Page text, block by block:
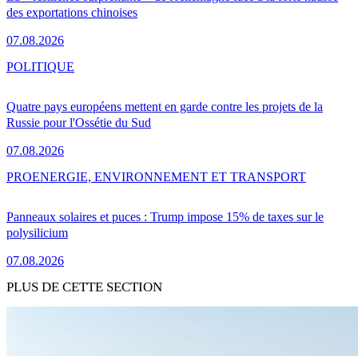
des exportations chinoises
07.08.2026
Quatre pays européens mettent en garde contre les projets de la
Russie pour l'Ossétie du Sud
07.08.2026
POLITIQUE
Panneaux solaires et puces : Trump impose 15% de taxes sur le
polysilicium
07.08.2026
PROENERGIE, ENVIRONNEMENT ET TRANSPORT
PLUS DE CETTE SECTION